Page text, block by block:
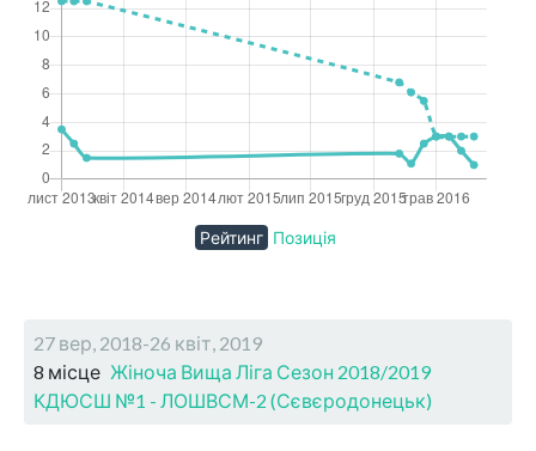
27 вер, 2018-26 квіт, 2019
8 місце Жіноча Вища Ліга Сезон 2018/2019
КДЮСШ №1 - ЛОШВСМ-2 (Сєвєродонецьк)
Рейтинг Позиція